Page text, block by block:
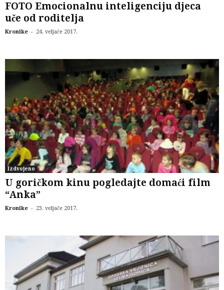
FOTO Emocionalnu inteligenciju djeca
uče od roditelja
Kronike - 24. veljače 2017.
Izdvojeno
U goričkom kinu pogledajte domaći film
“Anka”
Kronike - 23. veljače 2017.